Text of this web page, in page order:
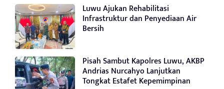
Luwu Ajukan Rehabilitasi
Infrastruktur dan Penyediaan Air
Bersih
Pisah Sambut Kapolres Luwu, AKBP
Andrias Nurcahyo Lanjutkan
Tongkat Estafet Kepemimpinan